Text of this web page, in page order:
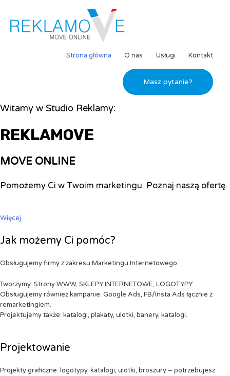
Strona główna O nas Usługi Kontakt
Masz pytanie?
Witamy w Studio Reklamy:
REKLAMOVE
MOVE ONLINE
Pomożemy Ci w Twoim marketingu. Poznaj naszą ofertę.
Więcej
Jak możemy Ci pomóc?
Obsługujemy firmy z zakresu Marketingu Internetowego.
Tworzymy: Strony WWW, SKLEPY INTERNETOWE, LOGOTYPY.
Obsługujemy również kampanie: Google Ads, FB/Insta Ads łącznie z
remarketingiem.
Projektujemy także: katalogi, plakaty, ulotki, banery, katalogi.
Projektowanie
Projekty graficzne: logotypy, katalogi, ulotki, broszury – potrzebujesz